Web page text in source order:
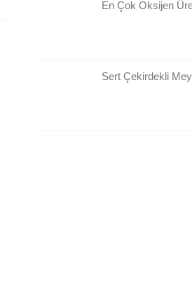
En Çok Oksijen
Sert Çekirdekli